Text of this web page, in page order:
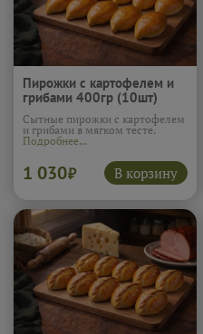
Пирожки с картофелем и
грибами 400гр (10шт)
Сытные пирожки с картофелем
и грибами в мягком тесте.
Подробнее...
1 030₽ В корзину